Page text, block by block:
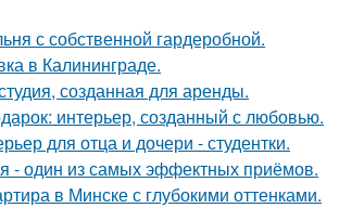
с собственной гардеробной.
в Калининграде.
созданная для аренды.
интерьер, созданный с любовью.
для отца и дочери - студентки.
- один из самых эффектных приёмов.
в Минске с глубокими оттенками.